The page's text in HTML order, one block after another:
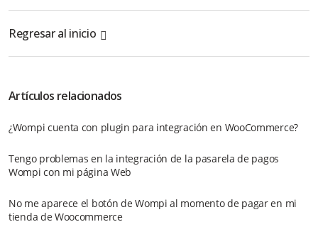
Regresar al inicio
Artículos relacionados
¿Wompi cuenta con plugin para integración en WooCommerce?
Tengo problemas en la integración de la pasarela de pagos
Wompi con mi página Web
No me aparece el botón de Wompi al momento de pagar en mi
tienda de Woocommerce